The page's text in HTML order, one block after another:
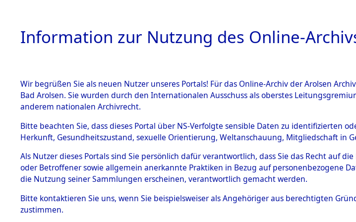
HOME BESTANDSBESCHREIBUNG ARCHIVALE
BESTÄNDE
Inhaftierungsdoku
mente
5. Verschiedenes
Todesmärsche
5.3.1 Alliierte
Ermittlungen zu den Orten
(84605065)→0148
0148
Information zur Nutzung des Online-
Wir begrüßen Sie als neuen Nutzer unseres Portals! Für das Online-Archiv der Arolsen
Bad Arolsen. Sie wurden durch den Internationalen Ausschuss als oberstes
anderem nationalen Archivrecht.
Bitte beachten Sie, dass dieses Portal über NS-Verfolgte sensible Daten zu identifizierten
Herkunft, Gesundheitszustand, sexuelle Orientierung, Weltanschauung, Mitgliedschaft in
Als Nutzer dieses Portals sind Sie persönlich dafür verantwortlich, dass Sie das Recht auf
oder Betroffener sowie allgemein anerkannte Praktiken in Bezug auf personenbezogene
die Nutzung seiner Sammlungen erscheinen, verantwortlich gemacht werden.
Bitte kontaktieren Sie uns, wenn Sie beispielsweiser als Angehöriger aus berechtigten
zustimmen.